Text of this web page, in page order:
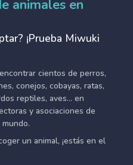
animales en
¡Prueba Miwuki
cientos de perros,
conejos, cobayas, ratas,
reptiles, aves... en
y asociaciones de
un animal, ¡estás en el